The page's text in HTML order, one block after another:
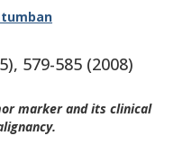
579-585 (2008)
marker and its clinical